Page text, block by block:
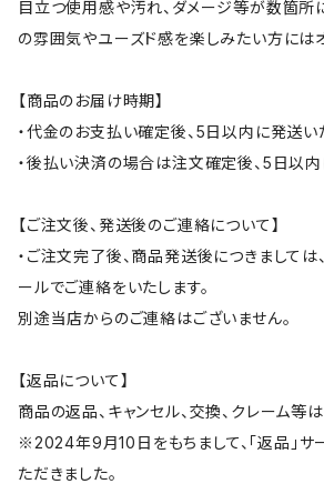
目立つ使用感や汚れ、ダメージ等が数箇所
の雰囲気やユーズド感を楽しみたい方には
【商品のお届け時期】
・代金のお支払い確定後、5日以内に発送い
・後払い決済の場合は注文確定後、5日以内
【ご注文後、発送後のご連絡について】
・ご注文完了後、商品発送後につきましては
ールでご連絡をいたします。
別途当店からのご連絡はございません。
【返品について】
商品の返品、キャンセル、交換、クレーム等
※2024年9月10日をもちまして、「返品」サ
ただきました。